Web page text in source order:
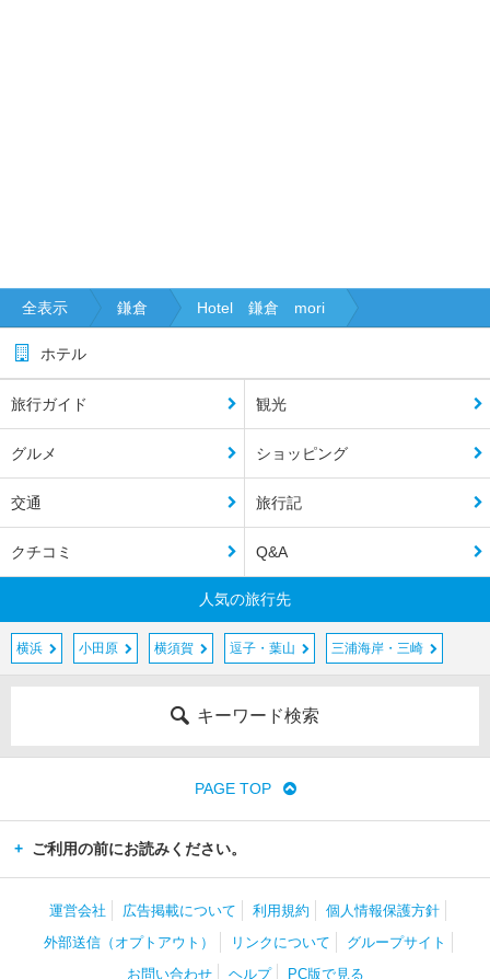
全表示 鎌倉 Hotel 鎌倉 mori
ホテル
旅行ガイド 観光
グルメ ショッピング
交通 旅行記
クチコミ Q&A
人気の旅行先
横浜 小田原 横須賀 逗子・葉山 三浦海岸・三崎
キーワード検索
PAGE TOP
ご利用の前にお読みください。
運営会社 広告掲載について 利用規約
個人情報保護方針
外部送信（オプトアウト）
リンクについて
グループサイト
お問い合わせ
ヘルプ PC版で見る